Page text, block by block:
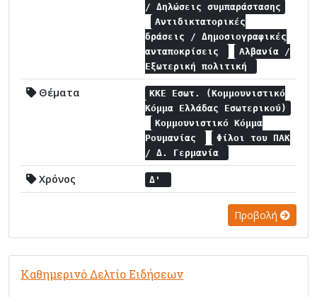
/ Δηλώσεις συμπαράστασης
Αντιδικτατορικές
δράσεις / Δημοσιογραφικές
ανταποκρίσεις
Αλβανία /
Εξωτερική πολιτική
Θέματα
ΚΚΕ Εσωτ. (Κομμουνιστικό
Κόμμα Ελλάδας Εσωτερικού)
Κομμουνιστικό Κόμμα
Ρουμανίας
Φίλοι του ΠΑΚ
/ Δ. Γερμανία
Χρόνος Δ'
Προβολή
Καθημερινό Δελτίο Ειδήσεων